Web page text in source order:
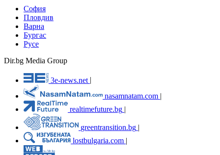
София
Пловдив
Варна
Бургас
Русе
Dir.bg Media Group
3e-news.net
nasamnatam.com |
realtimefuture.bg |
greentransition.bg |
lostbulgaria.com |